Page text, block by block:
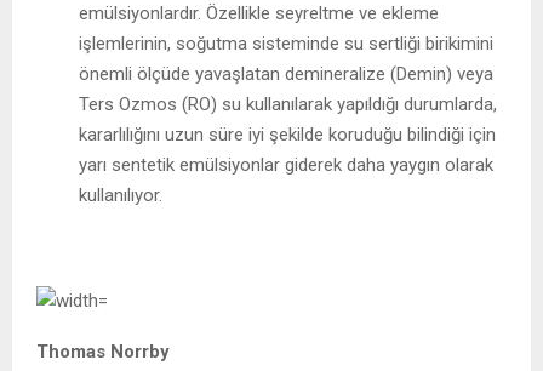
emülsiyonlardır. Özellikle seyreltme ve ekleme
işlemlerinin, soğutma sisteminde su sertliği birikimini
önemli ölçüde yavaşlatan demineralize (Demin) veya
Ters Ozmos (RO) su kullanılarak yapıldığı durumlarda,
kararlılığını uzun süre iyi şekilde koruduğu bilindiği için
yarı sentetik emülsiyonlar giderek daha yaygın olarak
kullanılıyor.
Thomas Norrby